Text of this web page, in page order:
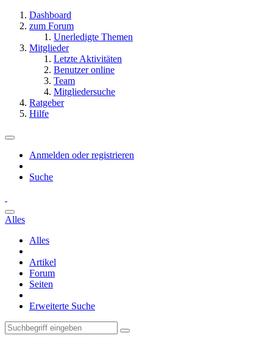
Dashboard
zum Forum
Unerledigte Themen
Mitglieder
Letzte Aktivitäten
Benutzer online
Team
Mitgliedersuche
Ratgeber
Hilfe
Anmelden oder registrieren
Suche
Alles
Alles
Artikel
Forum
Seiten
Erweiterte Suche